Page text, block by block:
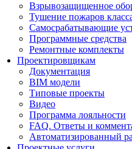
Взрывозащищенное
Тушение пожаров
Самосрабатывающие
Программные средства
Ремонтные комплекты
Проектировщикам
Документация
BIM модели
Типовые проекты
Видео
Программа лояльности
FAQ. Ответы и
Автоматизированный